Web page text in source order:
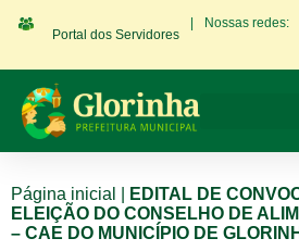
Portal dos Servidores
Nossas redes:
Página inicial
EDITAL DE
ELEIÇÃO DO CONSELHO DE
– CAE DO MUNICÍPIO DE